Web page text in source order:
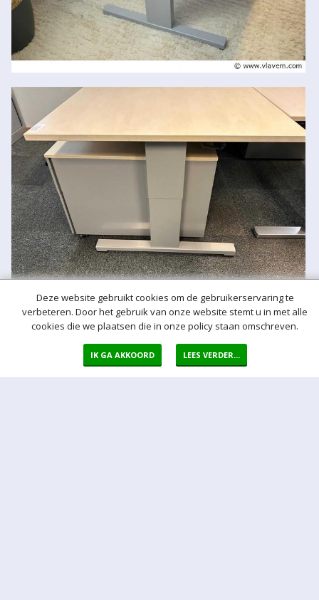
Meer hulp bij het bieden
Deze website gebruikt cookies om de gebruikerservaring te
verbeteren. Door het gebruik van onze website stemt u in met alle
cookies die we plaatsen die in onze policy staan omschreven.
IK GA AKKOORD LEES VERDER...